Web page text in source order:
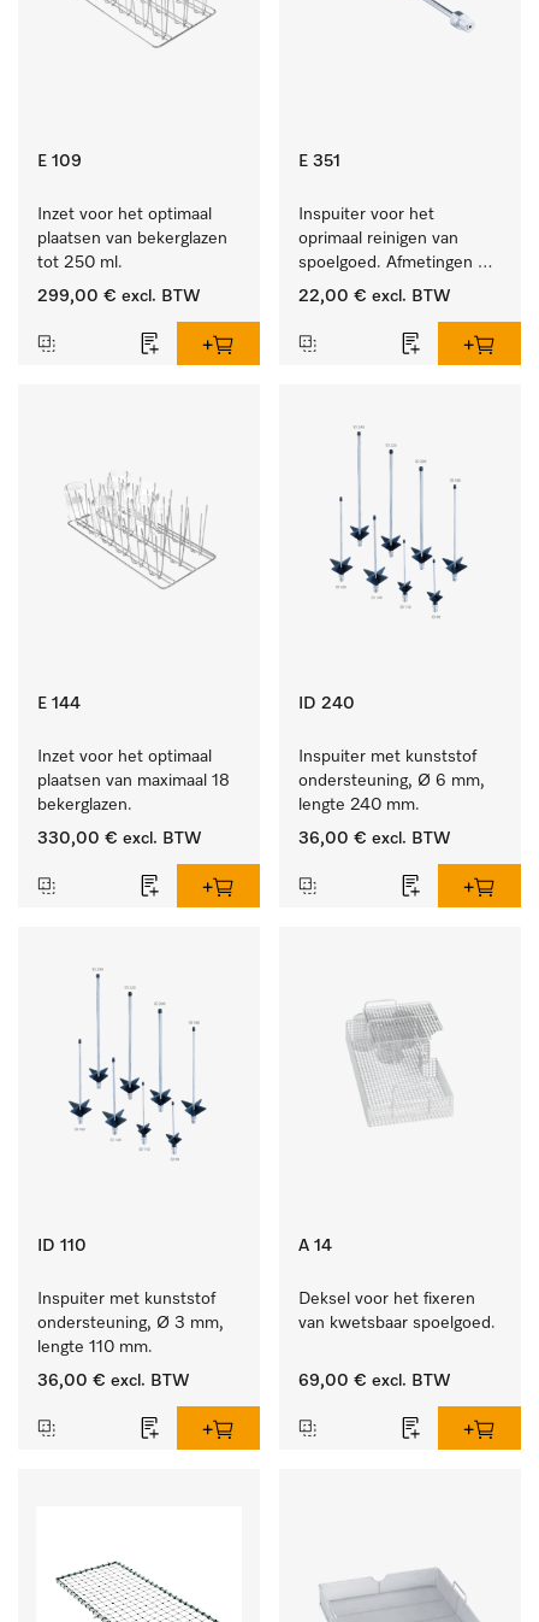
E 109
Inzet voor het optimaal
plaatsen van bekerglazen
tot 250 ml.
299,00 € excl. BTW
E 351
Inspuiter voor het
oprimaal reinigen van
spoelgoed. Afmetingen 4
x 160 mm.
22,00 € excl. BTW
E 144
Inzet voor het optimaal
plaatsen van maximaal 18
bekerglazen.
330,00 € excl. BTW
ID 240
Inspuiter met kunststof
ondersteuning, Ø 6 mm,
lengte 240 mm.
36,00 € excl. BTW
ID 110
Inspuiter met kunststof
ondersteuning, Ø 3 mm,
lengte 110 mm.
36,00 € excl. BTW
A 14
Deksel voor het fixeren
van kwetsbaar spoelgoed.
69,00 € excl. BTW